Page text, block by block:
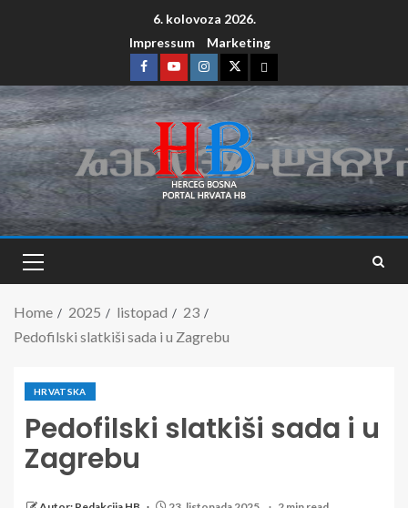
6. kolovoza 2026.
Impressum
Marketing
Home 2025 listopad
23
Pedofilski slatkiši sada i u Zagrebu
HRVATSKA
Pedofilski slatkiši sada i u
Zagrebu